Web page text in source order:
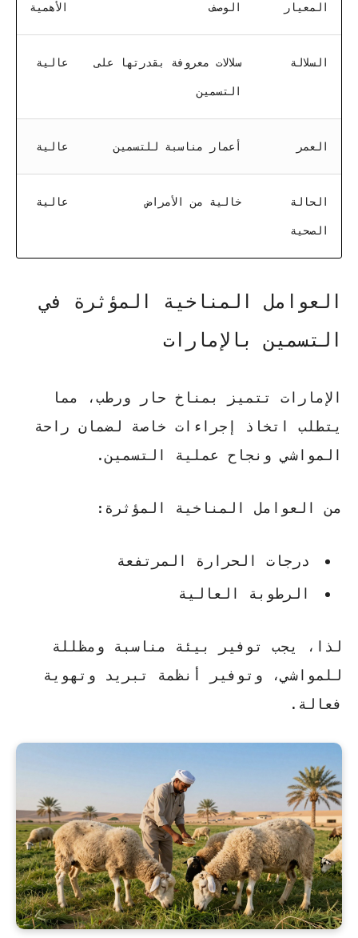
المعيار الوصف الأهمية
السلالة سلالات معروفة بقدرتها على
التسمين
عالية
العمر أعمار مناسبة للتسمين عالية
الحالة
الصحية
خالية من الأمراض عالية
العوامل المناخية المؤثرة في
التسمين بالإمارات
الإمارات تتميز بمناخ حار ورطب، مما
يتطلب اتخاذ إجراءات خاصة لضمان راحة
المواشي ونجاح عملية التسمين.
من العوامل المناخية المؤثرة:
درجات الحرارة المرتفعة
الرطوبة العالية
لذا، يجب توفير بيئة مناسبة ومظللة
للمواشي، وتوفير أنظمة تبريد وتهوية
فعالة.